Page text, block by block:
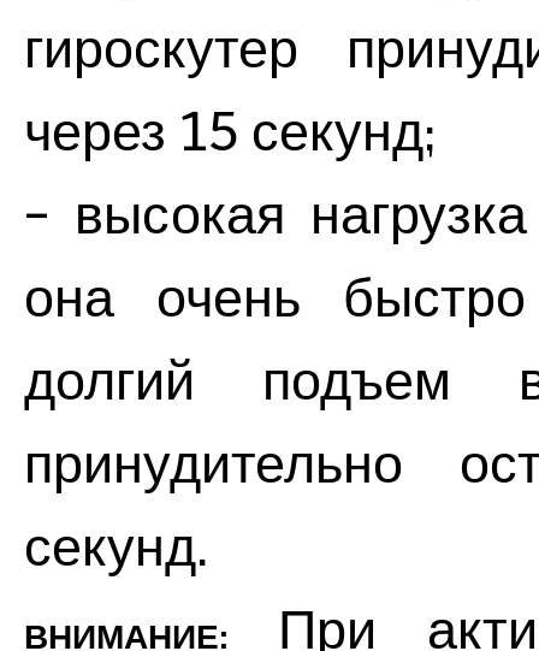
гироскутер
через 15 секунд;
- высокая
она очень
долгий подъем
принудительно
секунд.
ВНИМАНИЕ:
При